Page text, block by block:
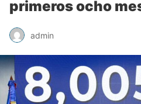
primeros ocho
admin